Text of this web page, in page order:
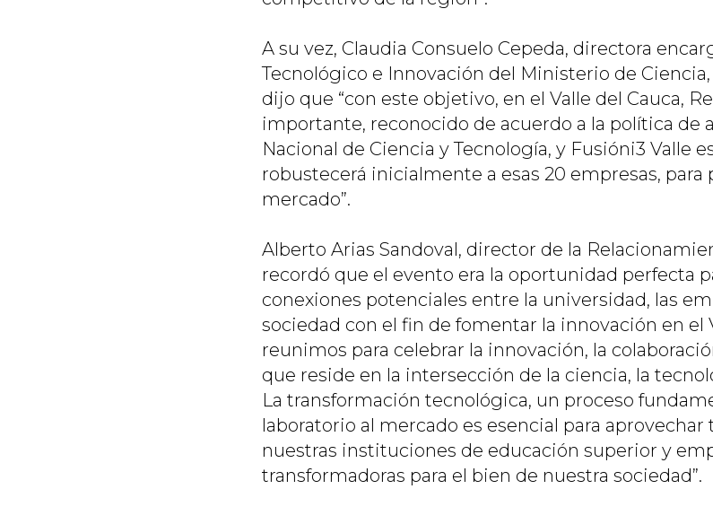
A su vez, Claudia Consuelo Cepeda, directora
Tecnológico e Innovación del Ministerio de
dijo que “con este objetivo, en el Valle del Cauca,
importante, reconocido de acuerdo a la política de
Nacional de Ciencia y Tecnología, y Fusióni3 Valle
robustecerá inicialmente a esas 20 empresas,
mercado”.
Alberto Arias Sandoval, director de la
recordó que el evento era la oportunidad perfecta
conexiones potenciales entre la universidad, las
sociedad con el fin de fomentar la innovación en el
reunimos para celebrar la innovación, la
que reside en la intersección de la ciencia, la
La transformación tecnológica, un proceso
laboratorio al mercado es esencial para
nuestras instituciones de educación superior y
transformadoras para el bien de nuestra sociedad”.